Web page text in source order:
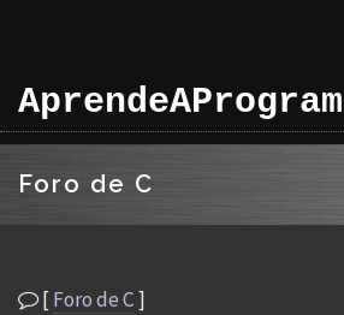
Foro de C
[Foro de C]